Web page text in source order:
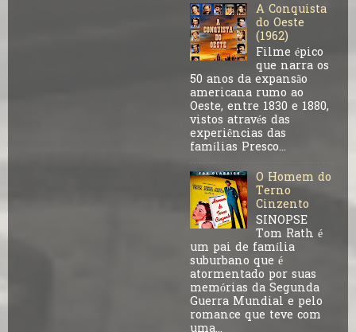
A Conquista
do Oeste
(1962)
Filme épico
que narra os
50 anos da expansão
americana rumo ao
Oeste, entre 1830 e 1880,
vistos através das
experiências das
famílias Presco...
O Homem do
Terno
Cinzento
SINOPSE
Tom Rath é
um pai de família
suburbano que é
atormentado por suas
memórias da Segunda
Guerra Mundial e pelo
romance que teve com